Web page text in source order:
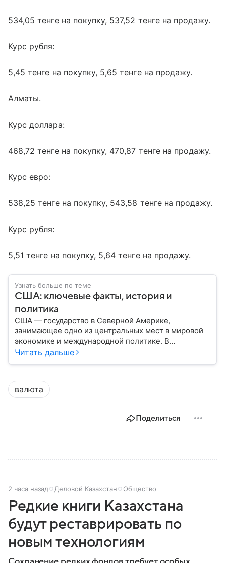
534,05 тенге на покупку, 537,52 тенге на продажу.
Курс рубля:
5,45 тенге на покупку, 5,65 тенге на продажу.
Алматы.
Курс доллара:
468,72 тенге на покупку, 470,87 тенге на продажу.
Курс евро:
538,25 тенге на покупку, 543,58 тенге на продажу.
Курс рубля:
5,51 тенге на покупку, 5,64 тенге на продажу.
Узнать больше по теме
США: ключевые факты, история и
политика
США — государство в Северной Америке,
занимающее одно из центральных мест в мировой
экономике и международной политике. В
материале — основные сведения об этой стране.
Читать дальше
валюта
Поделиться
2 часа назад Деловой Казахстан Общество
Редкие книги Казахстана
будут реставрировать по
новым технологиям